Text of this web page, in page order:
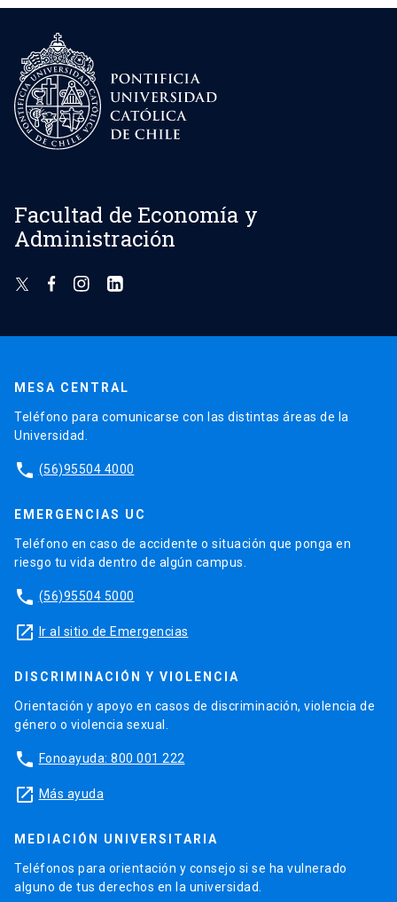
Facultad de Economía y
Administración
MESA CENTRAL
Teléfono para comunicarse con las distintas áreas de la
Universidad.
phone (56)95504 4000
EMERGENCIAS UC
Teléfono en caso de accidente o situación que ponga en
riesgo tu vida dentro de algún campus.
phone (56)95504 5000
launch Ir al sitio de Emergencias
DISCRIMINACIÓN Y VIOLENCIA
Orientación y apoyo en casos de discriminación, violencia de
género o violencia sexual.
phone Fonoayuda: 800 001 222
launch Más ayuda
MEDIACIÓN UNIVERSITARIA
Teléfonos para orientación y consejo si se ha vulnerado
alguno de tus derechos en la universidad.